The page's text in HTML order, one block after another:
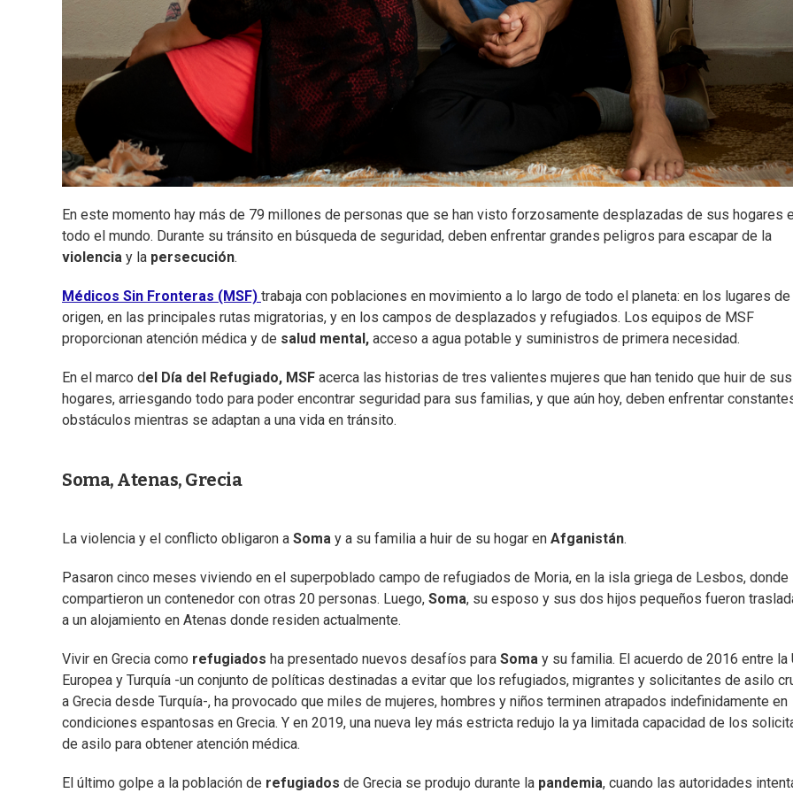
En este momento hay más de 79 millones de personas que se han visto forzosamente desplazadas de sus hogares
todo el mundo. Durante su tránsito en búsqueda de seguridad, deben enfrentar grandes peligros para escapar de la
violencia y la persecución.
Médicos Sin Fronteras (MSF) trabaja con poblaciones en movimiento a lo largo de todo el planeta: en los lugares de
origen, en las principales rutas migratorias, y en los campos de desplazados y refugiados. Los equipos de MSF
proporcionan atención médica y de salud mental, acceso a agua potable y suministros de primera necesidad.
En el marco del Día del Refugiado, MSF acerca las historias de tres valientes mujeres que han tenido que huir de sus
hogares, arriesgando todo para poder encontrar seguridad para sus familias, y que aún hoy, deben enfrentar
obstáculos mientras se adaptan a una vida en tránsito.
Soma, Atenas, Grecia
La violencia y el conflicto obligaron a Soma y a su familia a huir de su hogar en Afganistán.
Pasaron cinco meses viviendo en el superpoblado campo de refugiados de Moria, en la isla griega de Lesbos, donde
compartieron un contenedor con otras 20 personas. Luego, Soma, su esposo y sus dos hijos pequeños fueron
a un alojamiento en Atenas donde residen actualmente.
Vivir en Grecia como refugiados ha presentado nuevos desafíos para Soma y su familia. El acuerdo de 2016 entre la
Europea y Turquía -un conjunto de políticas destinadas a evitar que los refugiados, migrantes y solicitantes de asilo
a Grecia desde Turquía-, ha provocado que miles de mujeres, hombres y niños terminen atrapados indefinidamente en
condiciones espantosas en Grecia. Y en 2019, una nueva ley más estricta redujo la ya limitada capacidad de los
de asilo para obtener atención médica.
El último golpe a la población de refugiados de Grecia se produjo durante la pandemia, cuando las autoridades